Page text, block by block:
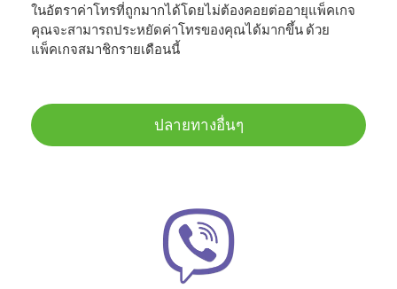
ในอัตราค่าโทรที่ถูกมากได้โดยไม่ต้องคอยต่ออายุแพ็คเกจ
คุณจะสามารถประหยัดค่าโทรของคุณได้มากขึ้น ด้วย
แพ็คเกจสมาชิกรายเดือนนี้
ปลายทางอื่นๆ